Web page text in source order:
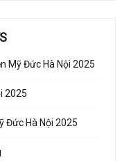
Mỹ Đức Hà Nội 2025
2025
Đức Hà Nội 2025